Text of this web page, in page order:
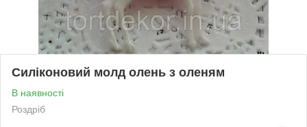
Силіконовий молд олень з оленям
В наявності
Роздріб